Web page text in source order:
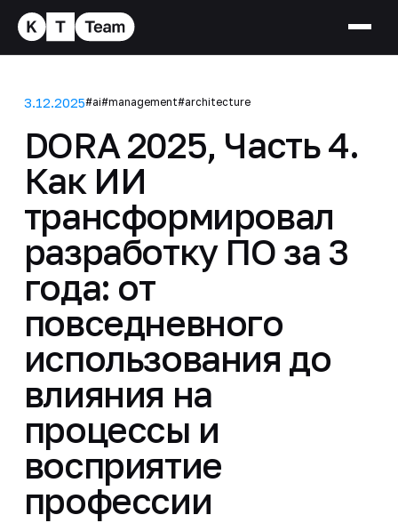
3.12.2025#ai#management#architecture
DORA 2025, Часть 4.
Как ИИ
трансформировал
разработку ПО за 3
года: от
повседневного
использования до
влияния на
процессы и
восприятие
профессии